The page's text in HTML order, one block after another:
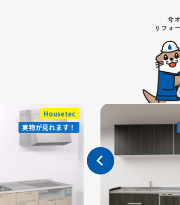
Housetec
実物が見れます！
実物が見れます！